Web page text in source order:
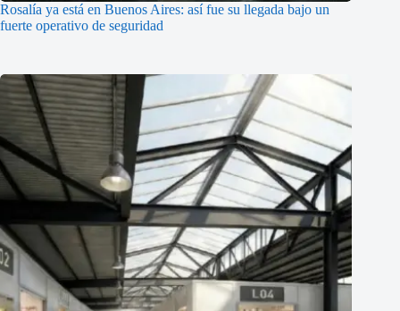
Rosalía ya está en Buenos Aires: así fue su llegada bajo un
fuerte operativo de seguridad